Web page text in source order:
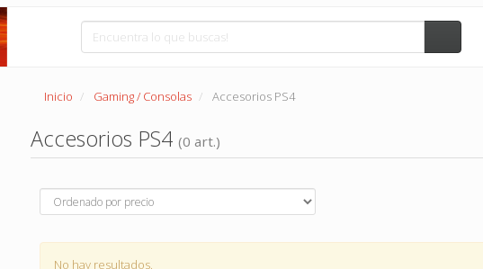
Inicio Gaming / Consolas Accesorios PS4
Accesorios PS4 (0 art.)
No hay resultados.